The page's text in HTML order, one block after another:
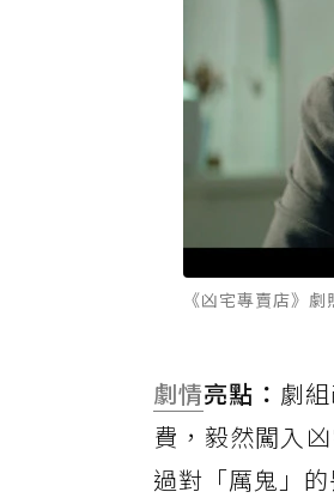
《凶宅專賣店》
劇情亮點： 劇
費，毅然闖入
過對「厲鬼」的